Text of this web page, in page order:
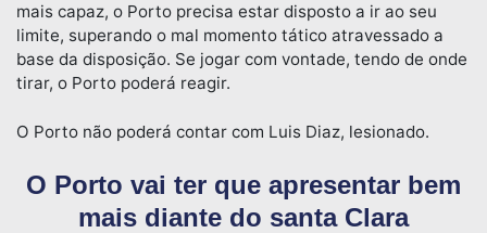
mais capaz, o Porto precisa estar disposto a ir ao seu
limite, superando o mal momento tático atravessado a
base da disposição. Se jogar com vontade, tendo de onde
tirar, o Porto poderá reagir.
O Porto não poderá contar com Luis Diaz, lesionado.
O Porto vai ter que apresentar bem
mais diante do santa Clara